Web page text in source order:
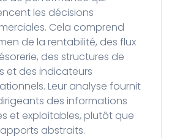
les décisions
Cela comprend
de la rentabilité, des flux
des structures de
et des indicateurs
Leur analyse fournit
des informations
et exploitables, plutôt que
abstraits.